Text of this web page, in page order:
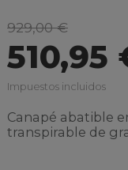
929,00 €
510,95
Impuestos incluidos
Canapé abatible
transpirable de